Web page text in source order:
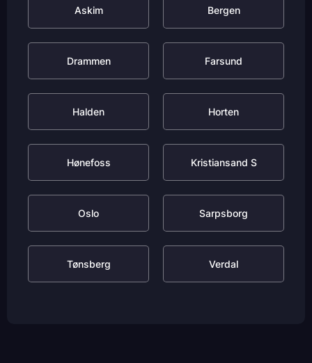
Askim Bergen
Drammen Farsund
Halden Horten
Hønefoss Kristiansand S
Oslo Sarpsborg
Tønsberg Verdal